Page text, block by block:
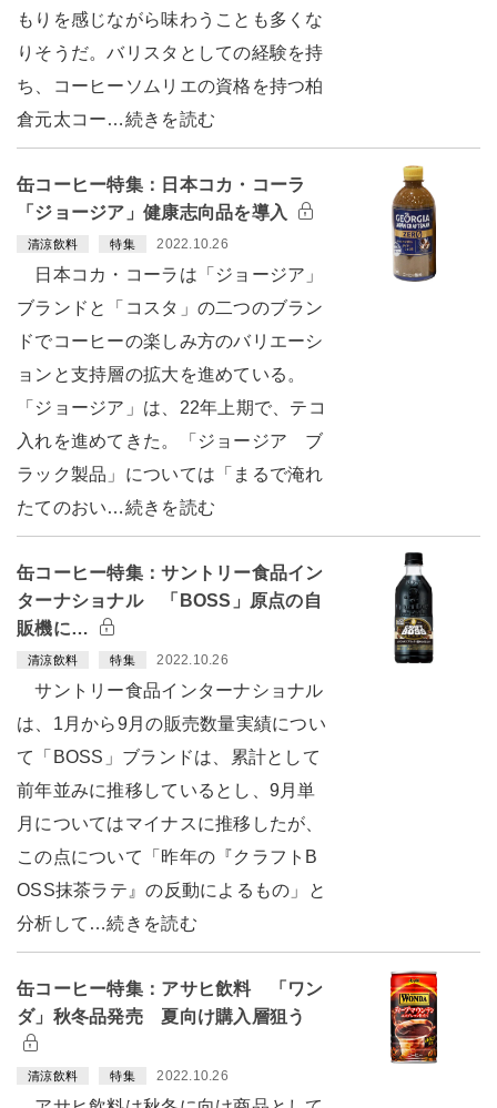
もりを感じながら味わうことも多くな
りそうだ。バリスタとしての経験を持
ち、コーヒーソムリエの資格を持つ柏
倉元太コー…続きを読む
缶コーヒー特集：日本コカ・コーラ
「ジョージア」健康志向品を導入
清涼飲料 特集 2022.10.26
日本コカ・コーラは「ジョージア」
ブランドと「コスタ」の二つのブラン
ドでコーヒーの楽しみ方のバリエーシ
ョンと支持層の拡大を進めている。
「ジョージア」は、22年上期で、テコ
入れを進めてきた。「ジョージア ブ
ラック製品」については「まるで淹れ
たてのおい…続きを読む
缶コーヒー特集：サントリー食品イン
ターナショナル 「BOSS」原点の自
販機に…
清涼飲料 特集 2022.10.26
サントリー食品インターナショナル
は、1月から9月の販売数量実績につい
て「BOSS」ブランドは、累計として
前年並みに推移しているとし、9月単
月についてはマイナスに推移したが、
この点について「昨年の『クラフトB
OSS抹茶ラテ』の反動によるもの」と
分析して…続きを読む
缶コーヒー特集：アサヒ飲料 「ワン
ダ」秋冬品発売 夏向け購入層狙う
清涼飲料 特集 2022.10.26